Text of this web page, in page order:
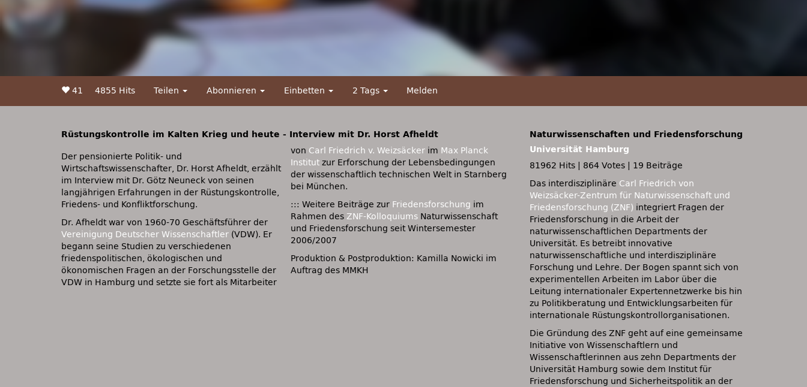
41 4855 Hits Teilen Abonnieren Einbetten 2 Tags Melden
Rüstungskontrolle im Kalten Krieg und heute - Interview mit Dr. Horst Afheldt
Der pensionierte Politik- und
Wirtschaftswissenschafter, Dr. Horst Afheldt, erzählt
im Interview mit Dr. Götz Neuneck von seinen
langjährigen Erfahrungen in der Rüstungskontrolle,
Friedens- und Konfliktforschung.
Dr. Afheldt war von 1960-70 Geschäftsführer der
Vereinigung Deutscher Wissenschaftler (VDW). Er
begann seine Studien zu verschiedenen
friedenspolitischen, ökologischen und
ökonomischen Fragen an der Forschungsstelle der
VDW in Hamburg und setzte sie fort als Mitarbeiter
von Carl Friedrich v. Weizsäcker im Max Planck
Institut zur Erforschung der Lebensbedingungen
der wissenschaftlich technischen Welt in Starnberg
bei München.
::: Weitere Beiträge zur Friedensforschung im
Rahmen des ZNF-Kolloquiums Naturwissenschaft
und Friedensforschung seit Wintersemester
2006/2007
Produktion & Postproduktion: Kamilla Nowicki im
Auftrag des MMKH
Naturwissenschaften und Friedensforschung
Universität Hamburg
81962 Hits
864 Votes
19 Beiträge
Das interdisziplinäre Carl Friedrich von
Weizsäcker-Zentrum für Naturwissenschaft und
Friedensforschung (ZNF) integriert Fragen der
Friedensforschung in die Arbeit der
naturwissenschaftlichen Departments der
Universität. Es betreibt innovative
naturwissenschaftliche und interdisziplinäre
Forschung und Lehre. Der Bogen spannt sich von
experimentellen Arbeiten im Labor über die
Leitung internationaler Expertennetzwerke bis hin
zu Politikberatung und Entwicklungsarbeiten für
internationale Rüstungskontrollorganisationen.
Die Gründung des ZNF geht auf eine gemeinsame
Initiative von Wissenschaftlern und
Wissenschaftlerinnen aus zehn Departments der
Universität Hamburg sowie dem Institut für
Friedensforschung und Sicherheitspolitik an der